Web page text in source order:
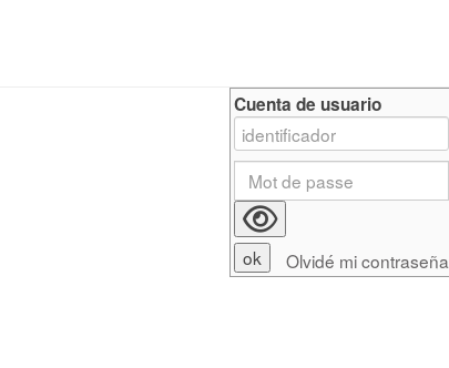
Cuenta de usuario
Olvidé mi contraseña